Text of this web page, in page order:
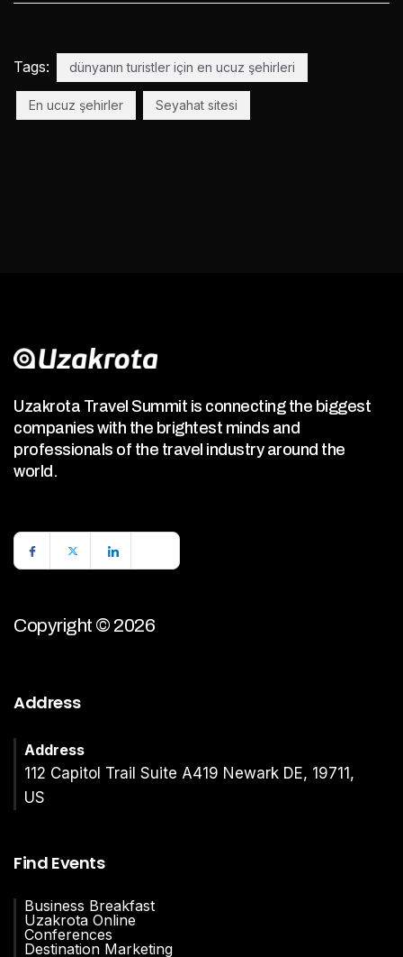
Tags: dünyanın turistler için en ucuz şehirleri
En ucuz şehirler Seyahat sitesi
Uzakrota Travel Summit is connecting the biggest
companies with the brightest minds and
professionals of the travel industry around the
world.
Copyright © 2026
Address
Address
112 Capitol Trail Suite A419 Newark DE, 19711,
US
Find Events
Business Breakfast
Uzakrota Online
Conferences
Destination Marketing